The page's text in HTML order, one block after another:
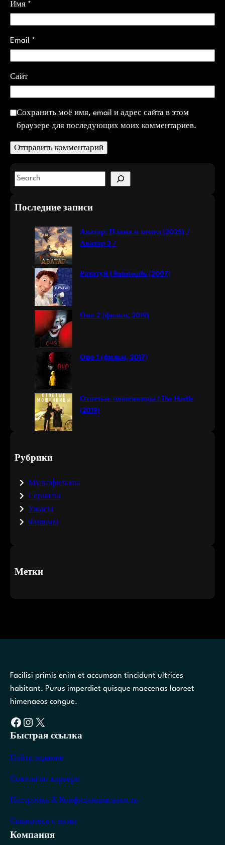
Имя *
Email *
Сайт
Сохранить моё имя, email и адрес сайта в этом
браузере для последующих моих комментариев.
S
a
Последние записи
Аватар: Пламя и пепел (2025) /
Аватар 3 /
Рататуй | Ratatouille (2007)
Оно 2 (фильм, 2019)
Оно 1 (фильм, 2017)
Отпетые мошенницы | The Hustle
(2019)
Рубрики
Мультфильмы
Сериалы
Ужасы
Фильмы
Метки
Facilisi primis enim et accumsan tincidunt ultrices
habitant. Purus imperdiet quisque maecenas laoreet
himenaeos congue.
Facebook Instagram X
Быстрая ссылка
Найти задание
Советы по карьере
Настройка & Конфиденциальность
Свяжитесь с нами
Компания